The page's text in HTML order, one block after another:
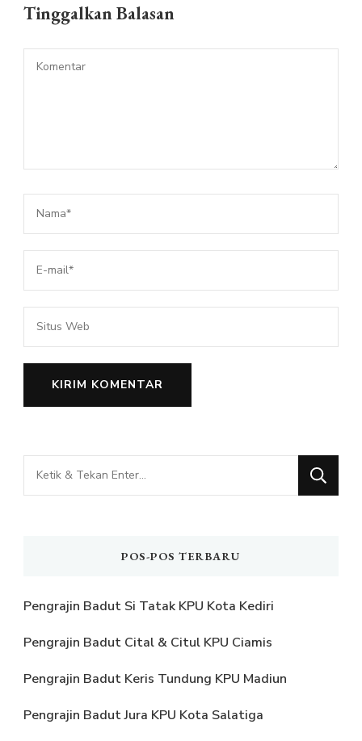
Tinggalkan Balasan
Mencari
Sesuatu?
POS-POS TERBARU
Pengrajin Badut Si Tatak KPU Kota Kediri
Pengrajin Badut Cital & Citul KPU Ciamis
Pengrajin Badut Keris Tundung KPU Madiun
Pengrajin Badut Jura KPU Kota Salatiga